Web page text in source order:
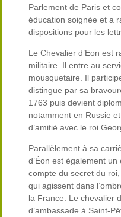
Parlement de Paris et
éducation soignée et a
dispositions pour les
Le Chevalier d’Eon est
militaire. Il entre au
mousquetaire. Il
distingue par sa
1763 puis devient
notamment en Russie
d’amitié avec le roi
Parallèlement à sa
d’Éon est également
compte du secret du
qui agissent dans
la France. Le chevalier
d’ambassade à Saint-